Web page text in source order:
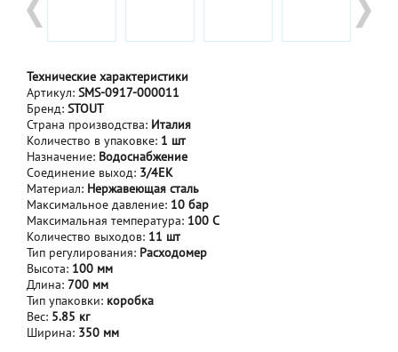
Технические характеристики
Артикул: SMS-0917-000011
Бренд: STOUT
Страна производства: Италия
Количество в упаковке: 1 шт
Назначение: Водоснабжение
Соединение выход: 3/4ЕК
Материал: Нержавеющая сталь
Максимальное давление: 10 бар
Максимальная температура: 100 С
Количество выходов: 11 шт
Тип регулирования: Расходомер
Высота: 100 мм
Длина: 700 мм
Тип упаковки: коробка
Вес: 5.85 кг
Ширина: 350 мм